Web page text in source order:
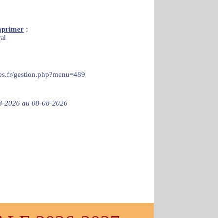
:
gestion.php?menu=489
2026 au 08-08-2026